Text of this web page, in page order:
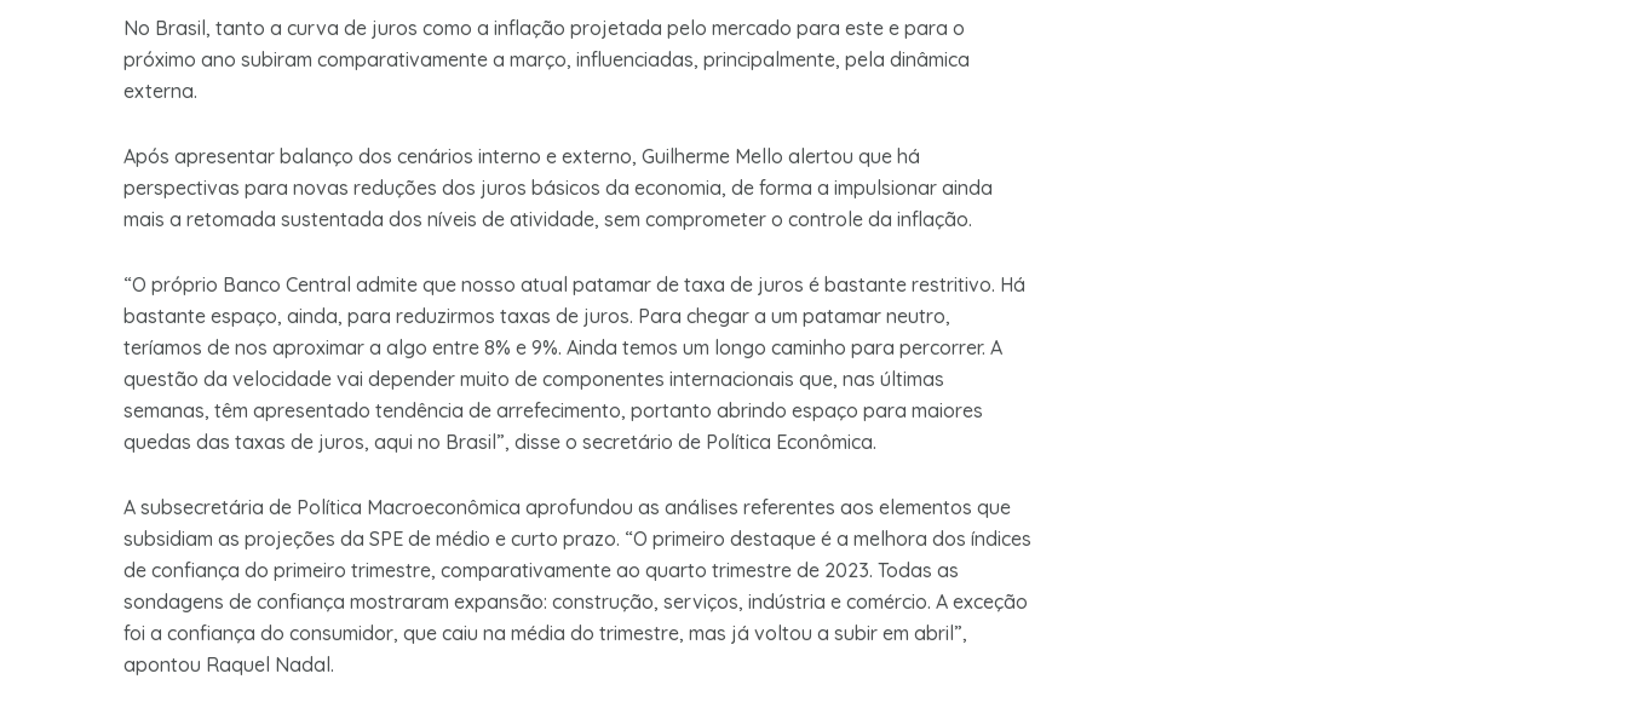
No Brasil, tanto a curva de juros como a inflação projetada pelo mercado para este e para o
próximo ano subiram comparativamente a março, influenciadas, principalmente, pela dinâmica
externa.
Após apresentar balanço dos cenários interno e externo, Guilherme Mello alertou que há
perspectivas para novas reduções dos juros básicos da economia, de forma a impulsionar ainda
mais a retomada sustentada dos níveis de atividade, sem comprometer o controle da inflação.
“O próprio Banco Central admite que nosso atual patamar de taxa de juros é bastante restritivo. Há
bastante espaço, ainda, para reduzirmos taxas de juros. Para chegar a um patamar neutro,
teríamos de nos aproximar a algo entre 8% e 9%. Ainda temos um longo caminho para percorrer. A
questão da velocidade vai depender muito de componentes internacionais que, nas últimas
semanas, têm apresentado tendência de arrefecimento, portanto abrindo espaço para maiores
quedas das taxas de juros, aqui no Brasil”, disse o secretário de Política Econômica.
A subsecretária de Política Macroeconômica aprofundou as análises referentes aos elementos que
subsidiam as projeções da SPE de médio e curto prazo. “O primeiro destaque é a melhora dos índices
de confiança do primeiro trimestre, comparativamente ao quarto trimestre de 2023. Todas as
sondagens de confiança mostraram expansão: construção, serviços, indústria e comércio. A exceção
foi a confiança do consumidor, que caiu na média do trimestre, mas já voltou a subir em abril”,
apontou Raquel Nadal.